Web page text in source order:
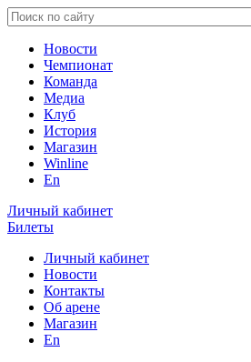
Новости
Чемпионат
Команда
Медиа
Клуб
История
Магазин
Winline
En
Личный кабинет
Билеты
Личный кабинет
Новости
Контакты
Об арене
Магазин
En